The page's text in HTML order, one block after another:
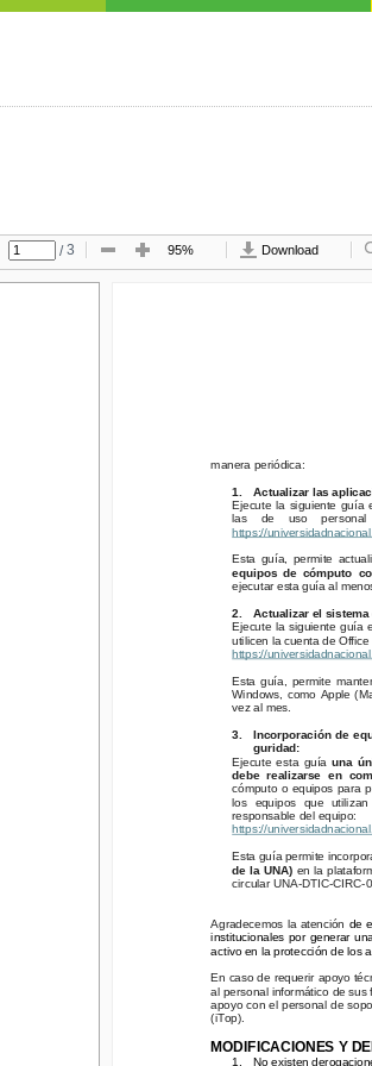
/ 3 95% Download
manera periódica:
Actualizar las
Ejecute la siguiente guía
las   de   uso   personal
https://
equipos de cómputo
ejecutar esta guía al menos
Ejecute la siguiente guía
utilicen la cuenta de Office
https://
Windows, como Apple
vez al mes.
guridad:
Ejecute esta guía
una
debe realizarse en
cómputo o equipos para
los  equipos  que  utilizan
responsable del equipo:
https://
Esta guía permite
de la UNA)
en la
circular UNA-DTIC-CIRC-
activo en la protección de los
En caso de requerir apoyo
apoyo con el personal de
(iTop).
MODIFICACIONES Y
manera periódica:
1.
Actualizar las
Ejecute la siguiente guía
las   de   uso
https://
Esta guía, permite
equipos de cómputo
ejecutar esta guía al
2.
Actualizar el
Ejecute la siguiente guía
utilicen la cuenta de
https://
Esta guía, permite
Windows, como Apple
vez al mes.
3. Incorporación de
guridad:
Ejecute esta guía una
debe realizarse en
cómputo o equipos para
los  equipos  que  utilizan
responsable del equipo:
https://
Esta guía permite
de la UNA) en la
circular UNA-DTIC-CIRC-
Agradecemos la atención de
institucionales por generar
activo en la protección de los
En caso de requerir apoyo
al personal informático de
apoyo con el personal de
(iTop).
MODIFICACIONES Y
1. No existen